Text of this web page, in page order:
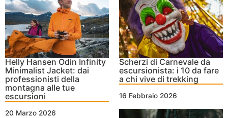
Helly Hansen Odin Infinity
Minimalist Jacket: dai
professionisti della
montagna alle tue
escursioni
20 Marzo 2026
Scherzi di Carnevale da
escursionista: i 10 da fare
a chi vive di trekking
16 Febbraio 2026